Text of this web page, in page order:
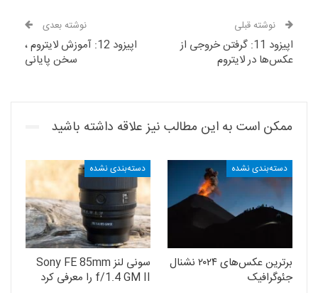
نوشته قبلی
اپیزود 11: گرفتن خروجی از
عکس‌ها در لایتروم
نوشته بعدی
اپیزود 12: آموزش لایتروم ،
سخن پایانی
ممکن است به این مطالب نیز علاقه داشته باشید
دسته‌بندی نشده
برترین عکس‌های ۲۰۲۴ نشنال
جئوگرافیک
دسته‌بندی نشده
سونی لنز Sony FE 85mm
f/1.4 GM II را معرفی کرد